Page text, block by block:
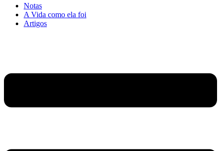
Notas
A Vida como ela foi
Artigos